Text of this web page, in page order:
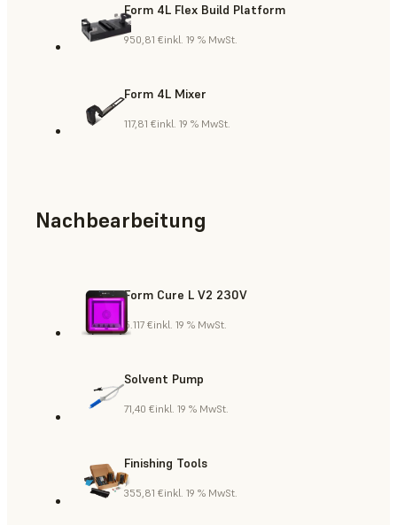
Form 4L Flex Build Platform
950,81 €inkl. 19 % MwSt.
Form 4L Mixer
117,81 €inkl. 19 % MwSt.
Nachbearbeitung
Form Cure L V2 230V
5.117 €inkl. 19 % MwSt.
Solvent Pump
71,40 €inkl. 19 % MwSt.
Finishing Tools
355,81 €inkl. 19 % MwSt.